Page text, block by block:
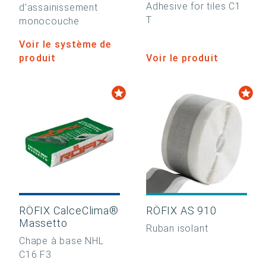
d’assainissement
monocouche
Voir le système de
produit
Adhesive for tiles C1
T
Voir le produit
RÖFIX CalceClima®
Massetto
Chape à base NHL
C16 F3
RÖFIX AS 910
Ruban isolant